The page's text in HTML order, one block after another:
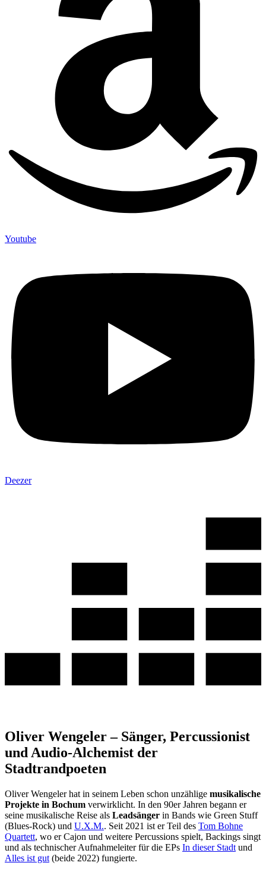
Youtube
Deezer
Oliver Wengeler – Sänger, Percussionist
und Audio-Alchemist der
Stadtrandpoeten
Oliver Wengeler hat in seinem Leben schon unzählige musikalische
Projekte in Bochum verwirklicht. In den 90er Jahren begann er
seine musikalische Reise als Leadsänger in Bands wie Green Stuff
(Blues-Rock) und U.X.M.. Seit 2021 ist er Teil des Tom Bohne
Quartett, wo er Cajon und weitere Percussions spielt, Backings singt
und als technischer Aufnahmeleiter für die EPs In dieser Stadt und
Alles ist gut (beide 2022) fungierte.